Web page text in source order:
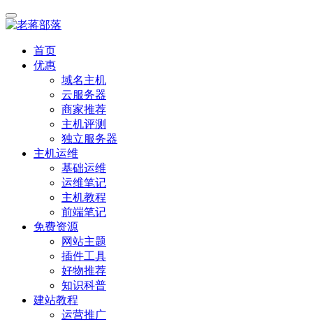
首页
优惠
域名主机
云服务器
商家推荐
主机评测
独立服务器
主机运维
基础运维
运维笔记
主机教程
前端笔记
免费资源
网站主题
插件工具
好物推荐
知识科普
建站教程
运营推广